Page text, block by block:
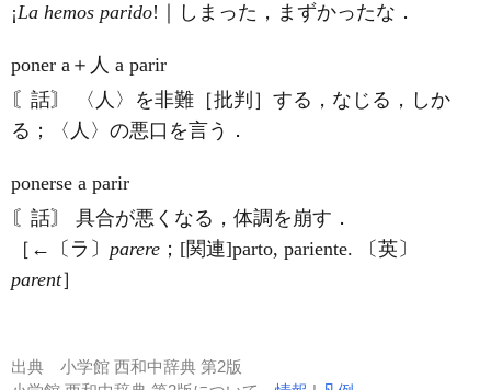
¡La hemos parido!｜しまった，まずかったな．
poner a＋人 a parir
〘話〙 〈人〉を非難［批判］する，なじる，しか
る；〈人〉の悪口を言う．
ponerse a parir
〘話〙 具合が悪くなる，体調を崩す．
［←〔ラ〕 parere ；[関連]parto, pariente. 〔英〕
parent］
出典 小学館 西和中辞典 第2版